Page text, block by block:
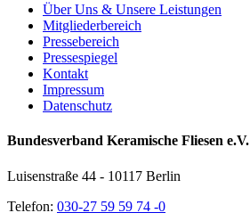
Über Uns & Unsere Leistungen
Mitgliederbereich
Pressebereich
Pressespiegel
Kontakt
Impressum
Datenschutz
Bundesverband Keramische Fliesen e.V.
Luisenstraße 44 - 10117 Berlin
Telefon: 030-27 59 59 74 -0